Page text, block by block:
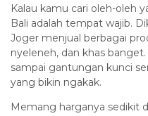
Kalau kamu cari oleh-oleh
Bali adalah tempat wajib.
Joger menjual berbagai
nyeleneh, dan khas
sampai gantungan kunci
yang bikin ngakak.
Memang harganya sedikit